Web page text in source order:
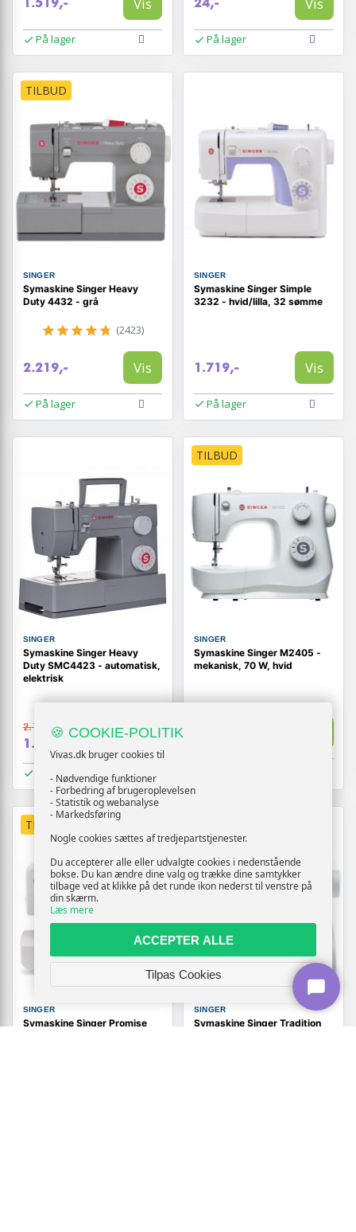
1.519,-
På lager
24,-
På lager
TILBUD
SINGER
Symaskine Singer Heavy
Duty 4432 - grå
(2423)
2.219,- Vis
På lager
SINGER
Symaskine Singer Simple
3232 - hvid/lilla, 32 sømme
1.719,- Vis
På lager
SINGER
Symaskine Singer Heavy
Duty SMC4423 - automatisk,
elektrisk
2.119,-
1.919,- Vis
På lager
TILBUD
SINGER
Symaskine Singer M2405 -
mekanisk, 70 W, hvid
TILBUD
SINGER
Symaskine Singer Promise
SINGER
Symaskine Singer Tradition
🍪 COOKIE-POLITIK
Vivas.dk bruger cookies til
- Nødvendige funktioner
- Forbedring af brugeroplevelsen
- Statistik og webanalyse
- Markedsføring
Nogle cookies sættes af tredjepartstjenester.
Du accepterer alle eller udvalgte cookies i nedenstående
bokse. Du kan ændre dine valg og trække dine samtykker
tilbage ved at klikke på det runde ikon nederst til venstre på
din skærm.
Læs mere
ACCEPTER ALLE
Tilpas Cookies